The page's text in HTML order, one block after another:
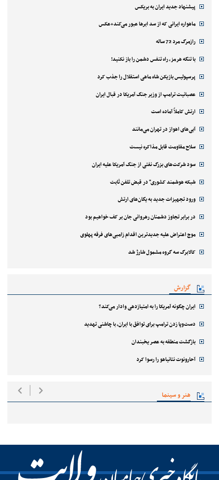
پیشنهاد جدید ایران به بریکس
ماهواره ایرانی که از سد ابرها عبور می‌کند+عکس
رازمرگ مرد 72 ساله
با تنگه هرمز، راه تنفس دشمن را باز نکنید!
پرسپولیس بازیکن شاه ماهی استقلال را جذب کرد
عصبانیت ترامپ از وزیر جنگ آمریکا در قبال ایران
ارتش کاملاً آماده است
آبی‌های اهواز در تهران می‌مانند
سلاح مقاومت قابل مذاکره نیست
سود شرکت‌های بزرگ نفتی از جنگ آمریکا علیه ایران
شبکه هوشمند کشوری" در قبض تلفن ثابت
ورود تجهیزات جدید به یگان‌های ارتش
در برابر تجاوز دشمنان رهروانی جان بر کف خواهیم بود
موج اعتراض علیه جدیدترین اقدام زامبی‌های فرقه پهلوی
کالابرگ سه گروه مشمول شارژ شد
گزارش
ایران چگونه آمریکا را به امتیازدهی وادار می‌کند؟
دست‌وپا زدن ترامپ برای توافق با ایران، با چاشنی تهدید
بازگشت منطقه به عصر یخبندان
آحارونوت نتانیاهو را رسوا کرد
هنر و سینما